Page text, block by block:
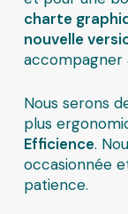
charte
nouvelle
accompagner
Nous serons
plus
Efficience.
occasionnée
patience.